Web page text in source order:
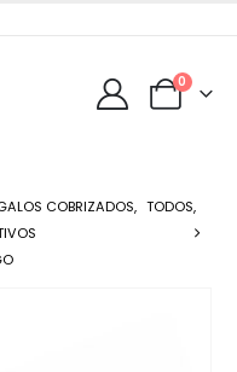
0
COBRIZADOS, TODOS,